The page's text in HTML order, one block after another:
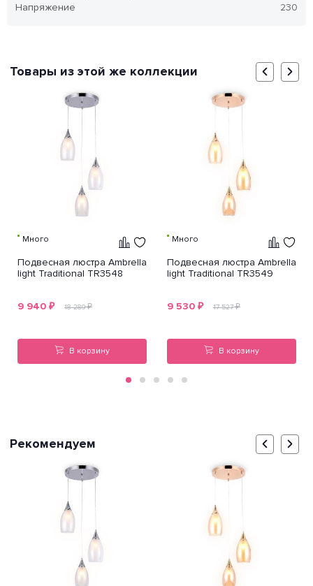
Напряжение
230
Товары из этой же коллекции
Много
Подвесная люстра Ambrella
light Traditional TR3548
9 940 ₽ 18 289₽
В корзину
Много
Подвесная люстра Ambrella
light Traditional TR3549
9 530 ₽ 17 527₽
В корзину
Рекомендуем